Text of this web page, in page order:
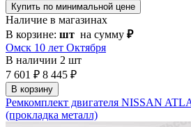
Купить по минимальной цене
Наличие в магазинах
В корзине: шт на сумму ₽
Омск 10 лет Октября
В наличии 2 шт
7 601 ₽ 8 445 ₽
В корзину
Ремкомплект двигателя NISSAN
(прокладка металл)